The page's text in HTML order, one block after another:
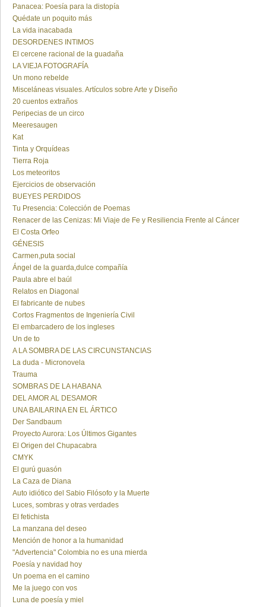
Panacea: Poesía para la distopía
Quédate un poquito más
La vida inacabada
DESORDENES INTIMOS
El cercene racional de la guadaña
LA VIEJA FOTOGRAFÍA
Un mono rebelde
Misceláneas visuales. Artículos sobre Arte y Diseño
20 cuentos extraños
Peripecias de un circo
Meeresaugen
Kat
Tinta y Orquídeas
Tierra Roja
Los meteoritos
Ejercicios de observación
BUEYES PERDIDOS
Tu Presencia: Colección de Poemas
Renacer de las Cenizas: Mi Viaje de Fe y Resiliencia Frente al Cáncer
El Costa Orfeo
GÉNESIS
Carmen,puta social
Ángel de la guarda,dulce compañía
Paula abre el baúl
Relatos en Diagonal
El fabricante de nubes
Cortos Fragmentos de Ingeniería Civil
El embarcadero de los ingleses
Un de to
A LA SOMBRA DE LAS CIRCUNSTANCIAS
La duda - Micronovela
Trauma
SOMBRAS DE LA HABANA
DEL AMOR AL DESAMOR
UNA BAILARINA EN EL ÁRTICO
Der Sandbaum
Proyecto Aurora: Los Últimos Gigantes
El Origen del Chupacabra
CMYK
El gurú guasón
La Caza de Diana
Auto idiótico del Sabio Filósofo y la Muerte
Luces, sombras y otras verdades
El fetichista
La manzana del deseo
Mención de honor a la humanidad
"Advertencia" Colombia no es una mierda
Poesía y navidad hoy
Un poema en el camino
Me la juego con vos
Luna de poesía y miel